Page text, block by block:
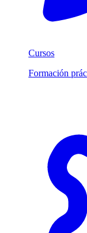
Cursos
Formación